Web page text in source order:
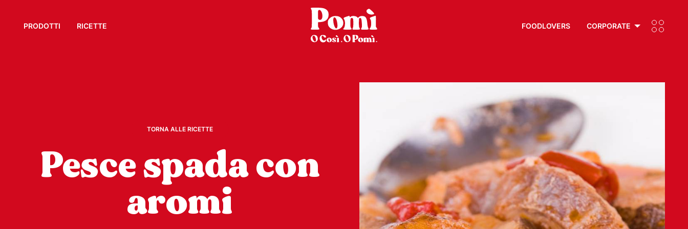
PRODOTTI RICETTE FOODLOVERS CORPORATE
TORNA ALLE RICETTE
Pesce spada con
aromi